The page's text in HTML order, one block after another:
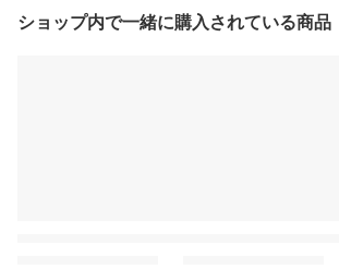
ショップ内で一緒に購入されている商品